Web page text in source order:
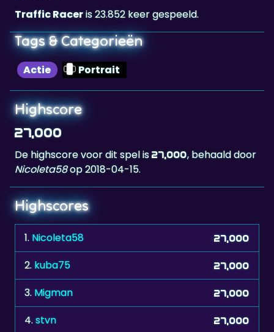
Tags & Categorieën
Actie Portrait
Highscore
27,000
De highscore voor dit spel is
Nicoleta58
Highscores
1.Nicoleta58
2.kuba75 27,000
3. Migman 27,000
4.stvn 27,000
5. Antonella,ita 24,470